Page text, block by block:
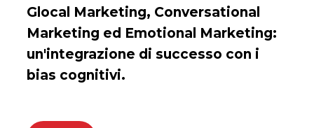
Glocal Marketing, Conversational
Marketing ed Emotional Marketing:
un'integrazione di successo con i
bias cognitivi.